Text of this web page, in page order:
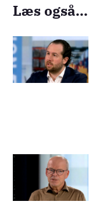
Læs også...
Billede